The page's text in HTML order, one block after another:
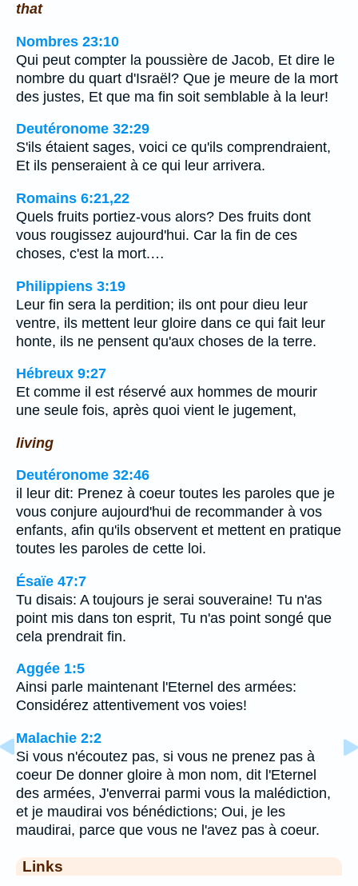
that
Nombres 23:10
Qui peut compter la poussière de Jacob, Et dire le
nombre du quart d'Israël? Que je meure de la mort
des justes, Et que ma fin soit semblable à la leur!
Deutéronome 32:29
S'ils étaient sages, voici ce qu'ils comprendraient,
Et ils penseraient à ce qui leur arrivera.
Romains 6:21,22
Quels fruits portiez-vous alors? Des fruits dont
vous rougissez aujourd'hui. Car la fin de ces
choses, c'est la mort.…
Philippiens 3:19
Leur fin sera la perdition; ils ont pour dieu leur
ventre, ils mettent leur gloire dans ce qui fait leur
honte, ils ne pensent qu'aux choses de la terre.
Hébreux 9:27
Et comme il est réservé aux hommes de mourir
une seule fois, après quoi vient le jugement,
living
Deutéronome 32:46
il leur dit: Prenez à coeur toutes les paroles que je
vous conjure aujourd'hui de recommander à vos
enfants, afin qu'ils observent et mettent en pratique
toutes les paroles de cette loi.
Ésaïe 47:7
Tu disais: A toujours je serai souveraine! Tu n'as
point mis dans ton esprit, Tu n'as point songé que
cela prendrait fin.
Aggée 1:5
Ainsi parle maintenant l'Eternel des armées:
Considérez attentivement vos voies!
Malachie 2:2
Si vous n'écoutez pas, si vous ne prenez pas à
coeur De donner gloire à mon nom, dit l'Eternel
des armées, J'enverrai parmi vous la malédiction,
et je maudirai vos bénédictions; Oui, je les
maudirai, parce que vous ne l'avez pas à coeur.
Links